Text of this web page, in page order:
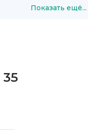
Показать ещё...
35